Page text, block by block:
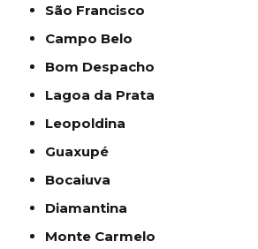
São Francisco
Campo Belo
Bom Despacho
Lagoa da Prata
Leopoldina
Guaxupé
Bocaiuva
Diamantina
Monte Carmelo